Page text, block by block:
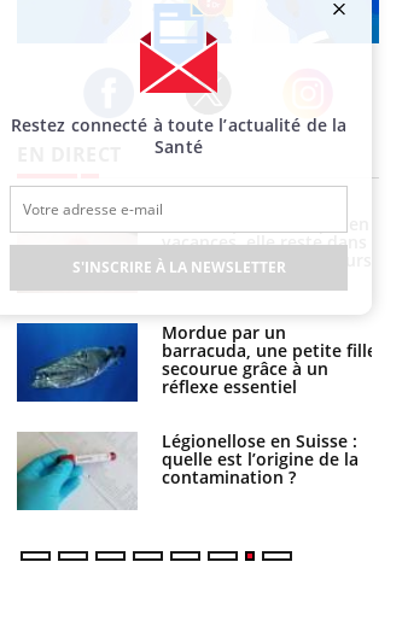
Facebook Twitter Instagram
une nouvelle arme contre
les réactions sévères
Comment gérer le
sommeil des enfants en
vacances ?
Bilan prévention : ce que
les kinés pourront
bientôt faire
Restez connecté à toute l’actualité de la
Santé
S'INSCRIRE À LA NEWSLETTER